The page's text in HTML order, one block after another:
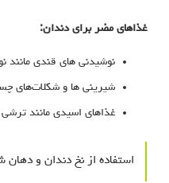
غذاهای مضر برای دندان:
نوشیدنی‌ های قندی مانند
شیرینی‌ ها و شکلات‌های
غذاهای اسیدی مانند
استفاده از نخ دندان و دهان‌